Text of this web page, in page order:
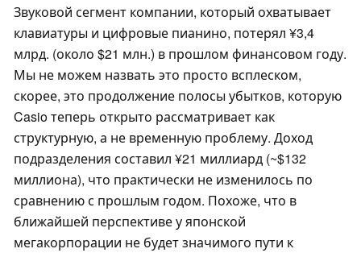
Звуковой сегмент компании, который охватывает
клавиатуры и цифровые пианино, потерял ¥3,4
млрд. (около $21 млн.) в прошлом финансовом году.
Мы не можем назвать это просто всплеском,
скорее, это продолжение полосы убытков, которую
Casio теперь открыто рассматривает как
структурную, а не временную проблему. Доход
подразделения составил ¥21 миллиард (~$132
миллиона), что практически не изменилось по
сравнению с прошлым годом. Похоже, что в
ближайшей перспективе у японской
мегакорпорации не будет значимого пути к